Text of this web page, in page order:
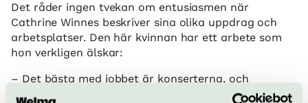
Det råder ingen tvekan om entusiasmen när
Cathrine Winnes beskriver sina olika uppdrag och
arbetsplatser. Den här kvinnan har ett arbete som
hon verkligen älskar:
– Det bästa med jobbet är konserterna, och
förmånen att få arbeta med så duktiga musiker. När